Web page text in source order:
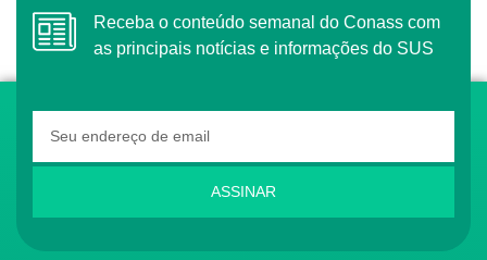
Receba o conteúdo semanal do Conass com
as principais notícias e informações do SUS
ASSINAR